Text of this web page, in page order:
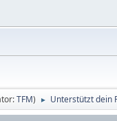
TFM) ► Unterstützt dein